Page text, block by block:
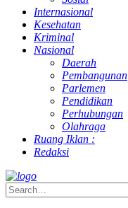
Internasional
Kesehatan
Kriminal
Nasional
Daerah
Pembangunan
Parlemen
Pendidikan
Perhubungan
Olahraga
Ruang Iklan :
Redaksi